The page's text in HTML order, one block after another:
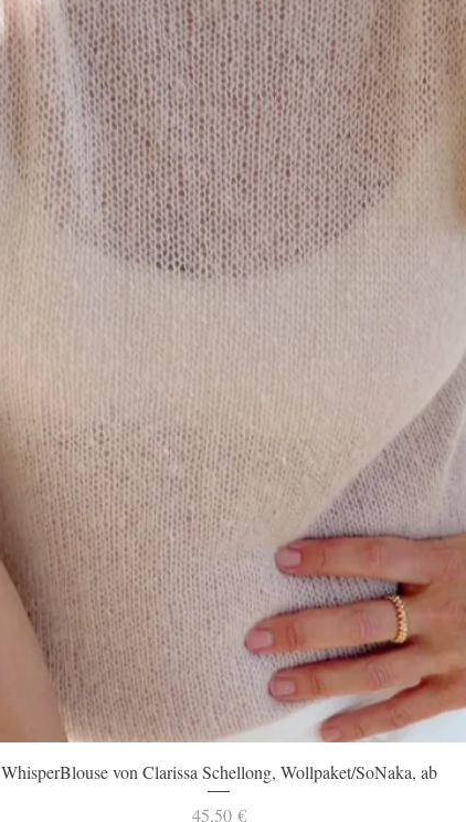
Schnellansicht
WhisperBlouse von Clarissa Schellong, Wollpaket/SoNaka, ab
Preis
45,50 €